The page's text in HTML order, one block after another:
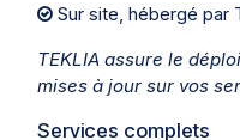
Sur site, hébergé par
TEKLIA assure le
mises à jour sur vos
Services complets